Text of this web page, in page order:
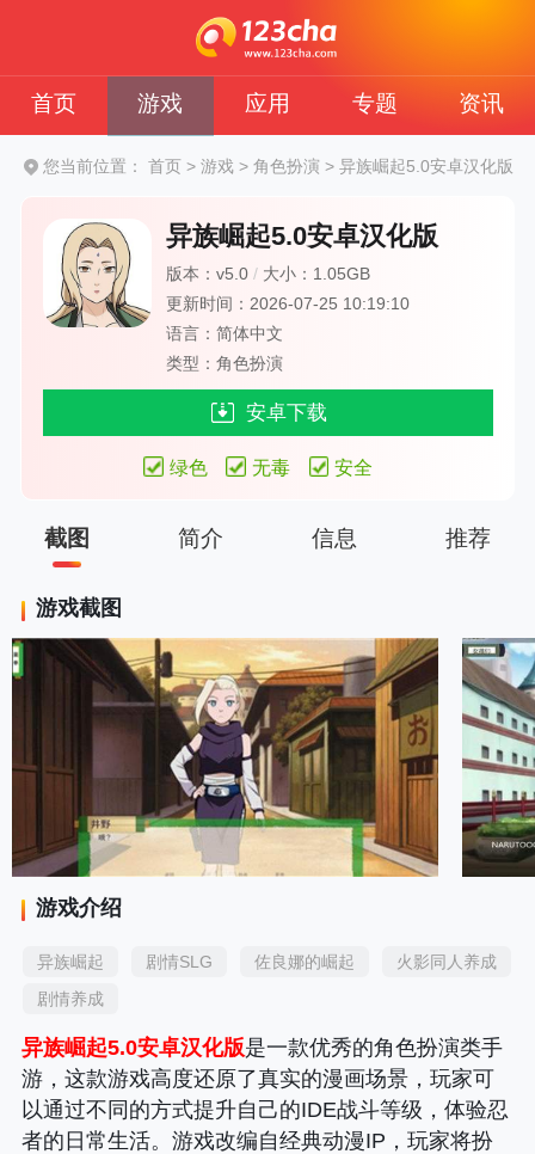
首页 游戏 应用 专题 资讯
您当前位置： 首页 > 游戏 > 角色扮演 >异族崛起5.0安卓汉化版
异族崛起5.0安卓汉化版
版本：v5.0/ 大小：1.05GB
更新时间：2026-07-25 10:19:10
语言：简体中文
类型：角色扮演
安卓下载
绿色 无毒 安全
截图 简介 信息 推荐
游戏截图
游戏介绍
异族崛起 剧情SLG 佐良娜的崛起
火影同人养成
剧情养成
异族崛起5.0安卓汉化版是一款优秀的角色扮演类手
游，这款游戏高度还原了真实的漫画场景，玩家可
以通过不同的方式提升自己的IDE战斗等级，体验忍
者的日常生活。游戏改编自经典动漫IP，玩家将扮